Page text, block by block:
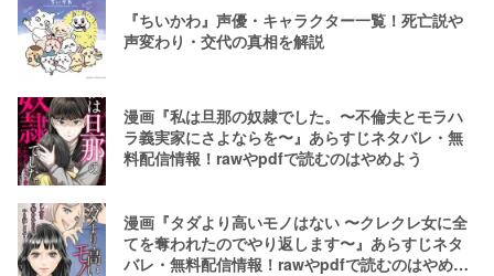
『ちいかわ』声優・キャラクター一覧！死亡説や
声変わり・交代の真相を解説
漫画『私は旦那の奴隷でした。〜不倫夫とモラハ
ラ義実家にさよならを〜』あらすじネタバレ・無
料配信情報！rawやpdfで読むのはやめよう
漫画『タダより高いモノはない 〜クレクレ女に全
てを奪われたのでやり返します〜』あらすじネタ
バレ・無料配信情報！rawやpdfで読むのはやめよ